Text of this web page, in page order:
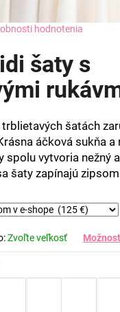
hodnotenia
šaty s
šatách
áčková sukňa
spolu vytvoria nežný
šaty zapínajú
Zvoľte veľkosť